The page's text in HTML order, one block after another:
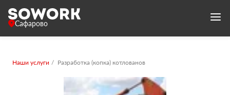
Сафарово
Наши услуги Разработка (копка) котлованов